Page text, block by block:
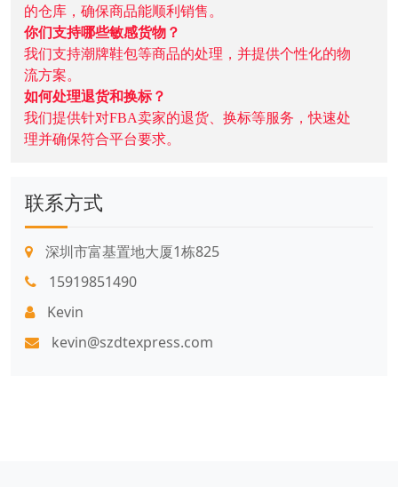
的仓库，确保商品能顺利销售。
你们支持哪些敏感货物？
我们支持潮牌鞋包等商品的处理，并提供个性化的物
流方案。
如何处理退货和换标？
我们提供针对FBA卖家的退货、换标等服务，快速处
理并确保符合平台要求。
联系方式
深圳市富基置地大厦1栋825
15919851490
Kevin
kevin@szdtexpress.com